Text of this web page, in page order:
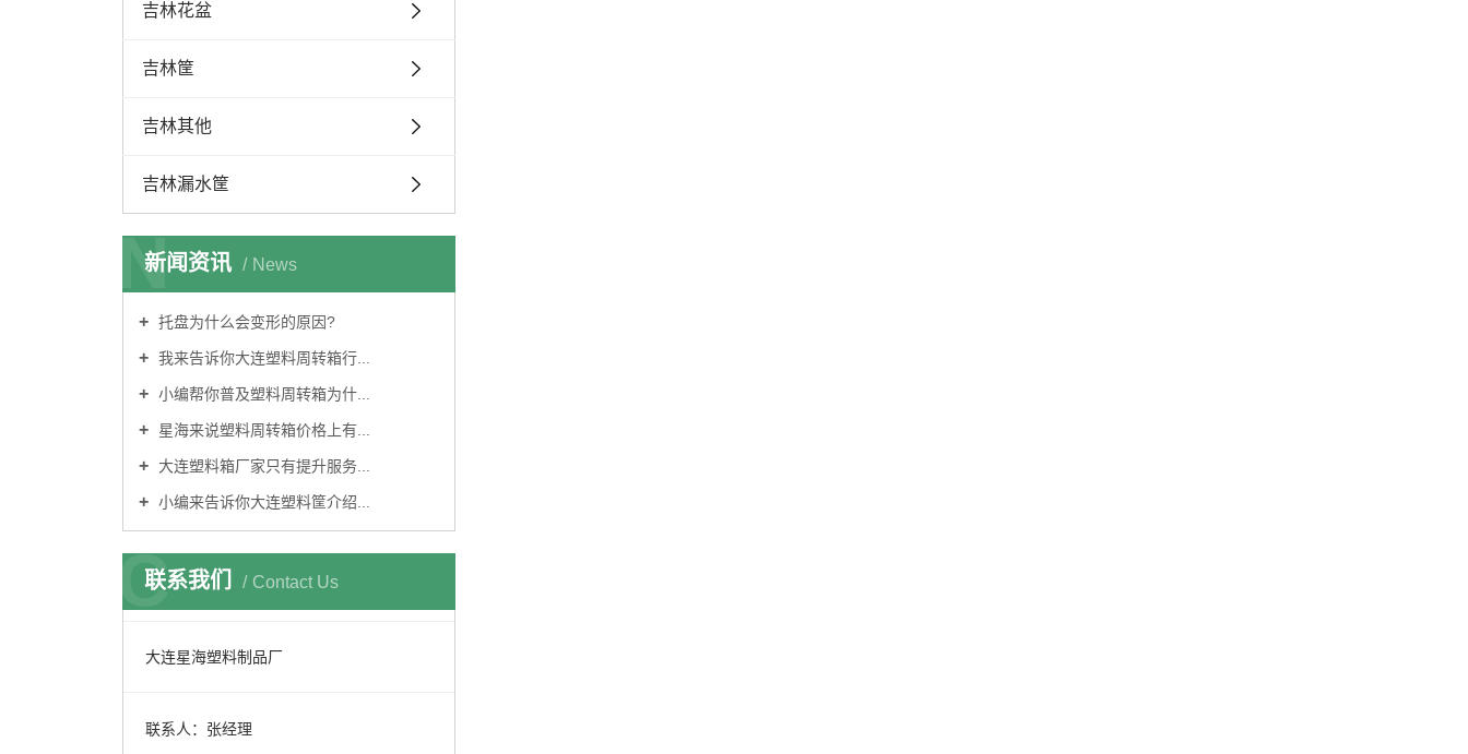
吉林花盆
吉林筐
吉林其他
吉林漏水筐
新闻资讯 News
N
托盘为什么会变形的原因?
我来告诉你大连塑料周转箱行...
小编帮你普及塑料周转箱为什...
星海来说塑料周转箱价格上有...
大连塑料箱厂家只有提升服务...
小编来告诉你大连塑料筐介绍...
联系我们 Contact Us
C
大连星海塑料制品厂
联系人：张经理